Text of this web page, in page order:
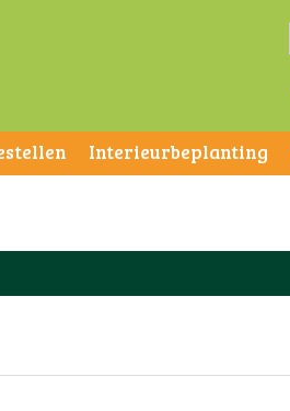
Interieurbeplanting